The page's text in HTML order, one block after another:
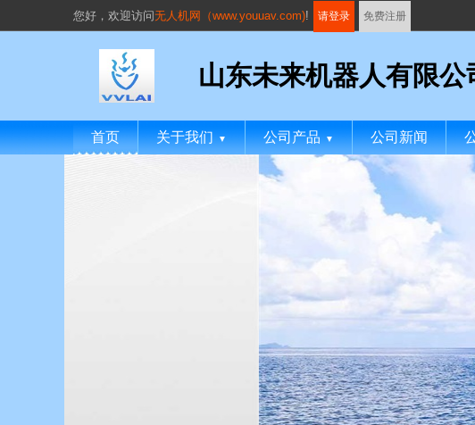
您好， 欢迎访问无人机网（www.youuav.com)! 请登录 免费注册
山东未来机器人有限公
首页 关于我们 ▼ 公司产品 ▼ 公司新闻